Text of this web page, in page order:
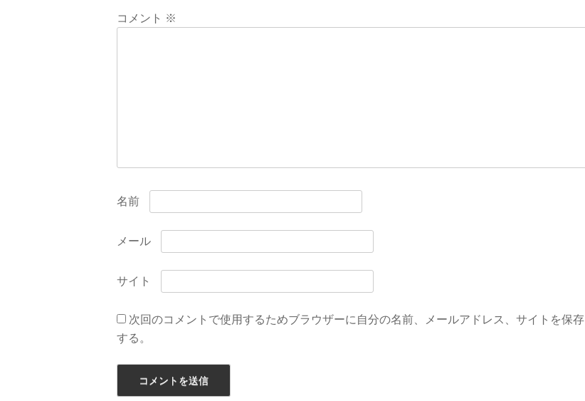
コメント ※
名前
メール
サイト
次回のコメントで使用するためブラウザーに自分の名前、メールアドレス、サイトを保存
する。